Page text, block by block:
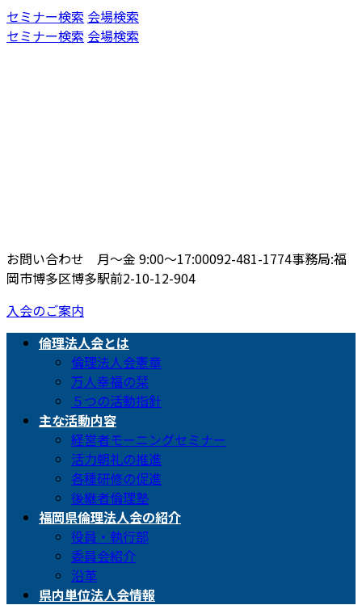
コ
ン
ナ
ビ
セミナー検索 会場検索
セミナー検索 会場検索
お問い合わせ 月〜金 9:00〜17:00092-481-1774事務局:福
岡市博多区博多駅前2-10-12-904
入会のご案内
倫理法人会とは
倫理法人会憲章
万人幸福の栞
５つの活動指針
主な活動内容
経営者モーニングセミナー
活力朝礼の推進
各種研修の促進
後継者倫理塾
福岡県倫理法人会の紹介
役員・執行部
委員会紹介
沿革
県内単位法人会情報